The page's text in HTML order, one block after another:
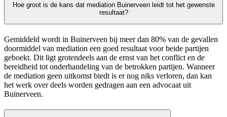
Hoe groot is de kans dat mediation Buinerveen leidt tot het gewenste
resultaat?
Gemiddeld wordt in Buinerveen bij meer dan 80% van de gevallen
doormiddel van mediation een goed resultaat voor beide partijen
geboekt. Dit ligt grotendeels aan de ernst van het conflict en de
bereidheid tot onderhandeling van de betrokken partijen. Wanneer
de mediation geen uitkomst biedt is er nog niks verloren, dan kan
het werk over deels worden gedragen aan een advocaat uit
Buinerveen.